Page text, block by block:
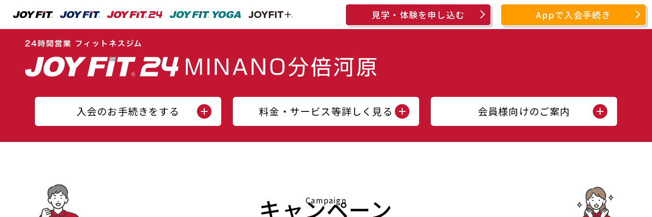
見学・体験を申し込む Appで入会手続き
入会のお手続きをする 料金・サービス等詳しく見る 会員様向けのご案内
Campaign
キャンペーン